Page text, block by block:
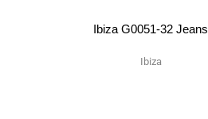
Ibiza G0051-32 Jeans
Ibiza